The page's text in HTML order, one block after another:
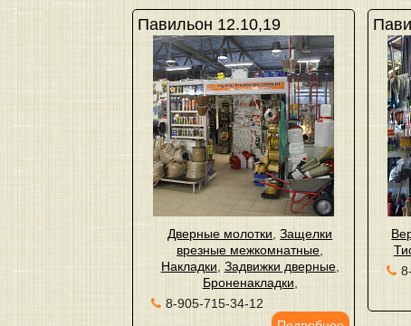
Павильон 12.10,19
Дверные молотки ,Защелки
врезные межкомнатные
Накладки Задвижки дверные,
Броненакладки
8-905-715-34-12